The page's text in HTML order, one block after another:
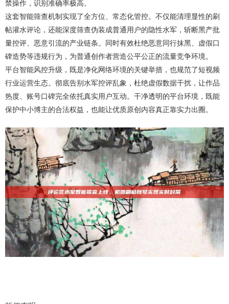
禁操作，识别准确率极高。
这套智能筛查机制实现了全方位、常态化管控。不仅能清理显性的刷
帖灌水评论，还能深度筛查伪装成普通用户的隐性水军，斩断黑产批
量控评、恶意引流的产业链条。同时有效杜绝恶意同行抹黑、虚假口
碑造势等违规行为，为普通创作者营造公平公正的流量竞争环境。
平台智能风控升级，既是净化网络环境的关键举措，也规范了短视频
行业运营生态。彻底告别水军控评乱象，杜绝虚假数据干扰，让作品
热度、账号口碑完全依托真实用户互动。干净透明的平台环境，既能
保护中小博主的合法权益，也能让优质原创内容真正靠实力出圈。